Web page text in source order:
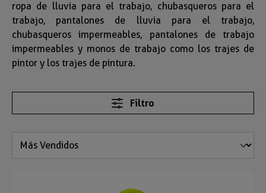
ropa de lluvia para el trabajo, chubasqueros para el
trabajo, pantalones de lluvia para el trabajo,
chubasqueros impermeables, pantalones de trabajo
impermeables y monos de trabajo como los trajes de
pintor y los trajes de pintura.
Filtro